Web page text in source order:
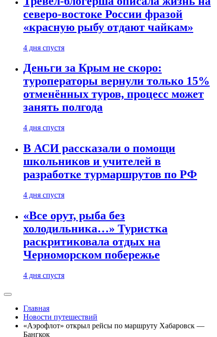
северо-востоке России фразой
«красную рыбу отдают чайкам»
4 дня спустя
Деньги за Крым не скоро:
туроператоры вернули только 15%
отменённых туров, процесс может
занять полгода
4 дня спустя
В АСИ рассказали о помощи
школьников и учителей в
разработке турмаршрутов по РФ
4 дня спустя
«Все орут, рыба без
холодильника…» Туристка
раскритиковала отдых на
Черноморском побережье
4 дня спустя
Главная
Новости путешествий
«Аэрофлот» открыл рейсы по маршруту Хабаровск —
Бангкок